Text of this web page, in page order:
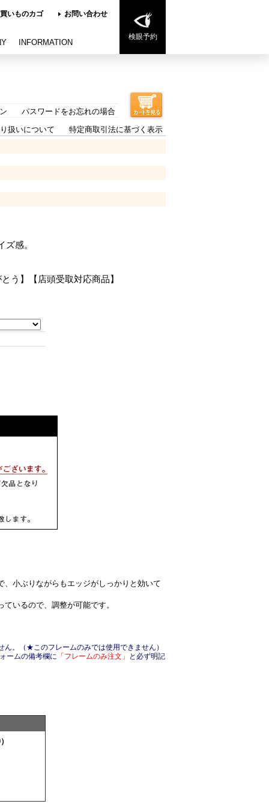
いものカゴ お問い合わせ
検眼予約
INFORMATION
パスワードをお忘れの場合
扱いについて
特定商取引法に基づく表示
感。
う】【店頭受取対応商品】
小ぶりながらもエッジがしっかりと効いて
いるので、調整が可能です。
。（★このフレームのみでは使用できません）
ームの備考欄に 「フレームのみ注文」 と必ず明記